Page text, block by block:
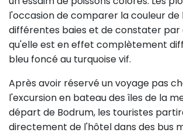
l'occasion de comparer la couleur de
différentes baies et de constater par
qu'elle est en effet complètement
bleu foncé au turquoise vif.
Après avoir réservé un voyage pas
l'excursion en bateau des îles de la
départ de Bodrum, les touristes
directement de l'hôtel dans des bus